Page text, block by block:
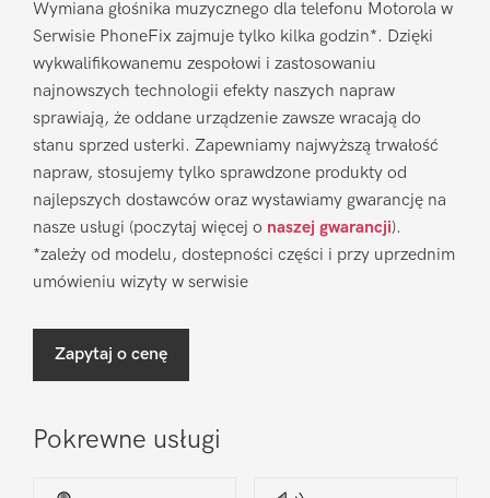
Wymiana głośnika muzycznego dla telefonu Motorola w
Serwisie PhoneFix zajmuje tylko kilka godzin*. Dzięki
wykwalifikowanemu zespołowi i zastosowaniu
najnowszych technologii efekty naszych napraw
sprawiają, że oddane urządzenie zawsze wracają do
stanu sprzed usterki. Zapewniamy najwyższą trwałość
napraw, stosujemy tylko sprawdzone produkty od
najlepszych dostawców oraz wystawiamy gwarancję na
nasze usługi (poczytaj więcej o naszej gwarancji).
*zależy od modelu, dostepności części i przy uprzednim
umówieniu wizyty w serwisie
Zapytaj o cenę
Pokrewne usługi